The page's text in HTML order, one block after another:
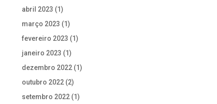
abril 2023 (1)
março 2023 (1)
fevereiro 2023 (1)
janeiro 2023 (1)
dezembro 2022(1)
outubro 2022(2)
setembro 2022(1)